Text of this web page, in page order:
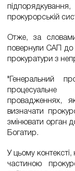
прокурорській
Отже, за
повернули САП до
прокуратури з
"Генеральний
процесуальне
провадженнях,
визначати
змінювати орган
Богатир.
У цьому
частиною